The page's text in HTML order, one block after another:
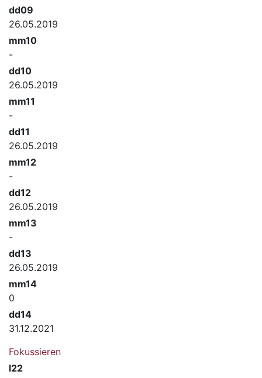
dd09
26.05.2019
mm10
-
dd10
26.05.2019
mm11
-
dd11
26.05.2019
mm12
-
dd12
26.05.2019
mm13
-
dd13
26.05.2019
mm14
0
dd14
31.12.2021
Fokussieren
l22